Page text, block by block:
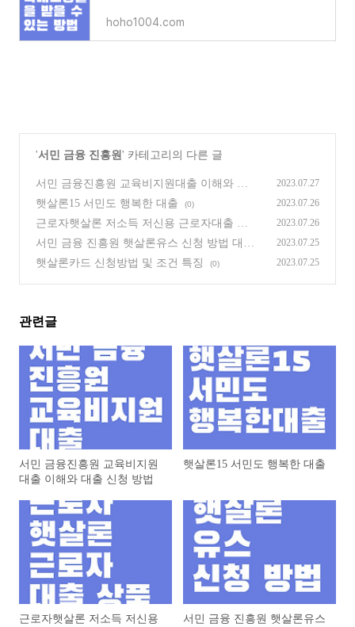
hoho1004.com
'서민 금융 진흥원' 카테고리의 다른 글
서민 금융진흥원 교육비지원대출 이해와 대
출 신청 방법
(2)
2023.07.27
햇살론15 서민도 행복한 대출 (0) 2023.07.26
근로자햇살론 저소득 저신용 근로자대출 상
품
(1)
2023.07.26
서민 금융 진흥원 햇살론유스 신청 방법 대출
조건
(1)
2023.07.25
햇살론카드 신청방법 및 조건 특징 (0) 2023.07.25
관련글
서민 금융진흥원 교육비지원
대출 이해와 대출 신청 방법
햇살론15 서민도 행복한 대출
근로자햇살론 저소득 저신용
서민 금융 진흥원 햇살론유스